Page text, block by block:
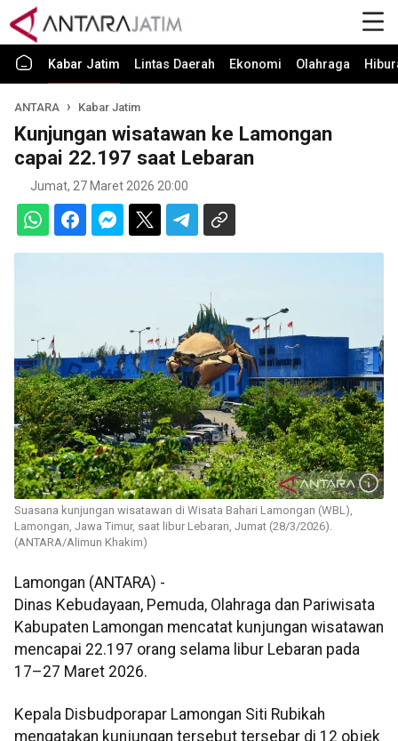
Kabar Jatim Lintas Daerah Ekonomi Olahraga
ANTARA Kabar Jatim
Kunjungan wisatawan ke Lamongan
capai 22.197 saat Lebaran
Jumat, 27 Maret 2026 20:00
Suasana kunjungan wisatawan di Wisata Bahari Lamongan (WBL),
Lamongan, Jawa Timur, saat libur Lebaran, Jumat (28/3/2026).
(ANTARA/Alimun Khakim)
Lamongan (ANTARA) -
Dinas Kebudayaan, Pemuda, Olahraga dan Pariwisata
Kabupaten Lamongan mencatat kunjungan wisatawan
mencapai 22.197 orang selama libur Lebaran pada
17–27 Maret 2026.
Kepala Disbudporapar Lamongan Siti Rubikah
mengatakan kunjungan tersebut tersebar di 12 objek